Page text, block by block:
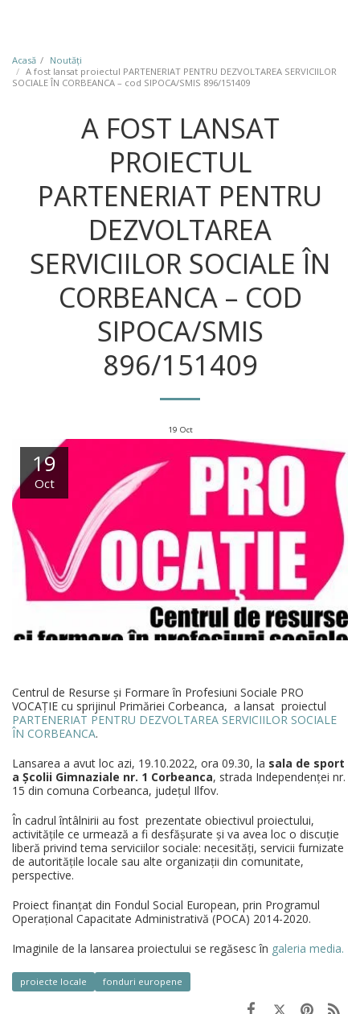
Acasă
Noutăţi
A fost lansat proiectul PARTENERIAT PENTRU DEZVOLTAREA SERVICIILOR
SOCIALE ÎN CORBEANCA – cod SIPOCA/SMIS 896/151409
A FOST LANSAT
PROIECTUL
PARTENERIAT PENTRU
DEZVOLTAREA
SERVICIILOR SOCIALE ÎN
CORBEANCA – COD
SIPOCA/SMIS
896/151409
19 Oct
19
Oct
Centrul de Resurse și Formare în Profesiuni Sociale PRO
VOCAȚIE cu sprijinul Primăriei Corbeanca, a lansat proiectul
PARTENERIAT PENTRU DEZVOLTAREA SERVICIILOR SOCIALE
ÎN CORBEANCA.
Lansarea a avut loc azi, 19.10.2022, ora 09.30, la sala de sport
a Școlii Gimnaziale nr. 1 Corbeanca, strada Independenței nr.
15 din comuna Corbeanca, județul Ilfov.
În cadrul întâlnirii au fost prezentate obiectivul proiectului,
activitățile ce urmează a fi desfășurate și va avea loc o discuție
liberă privind tema serviciilor sociale: necesități, servicii furnizate
de autoritățile locale sau alte organizații din comunitate,
perspective.
Proiect finanțat din Fondul Social European, prin Programul
Operațional Capacitate Administrativă (POCA) 2014-2020.
Imaginile de la lansarea proiectului se regăsesc în galeria media.
proiecte locale fonduri europene